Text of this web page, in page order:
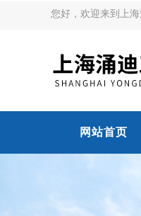
您好，欢迎来到上
网站首页